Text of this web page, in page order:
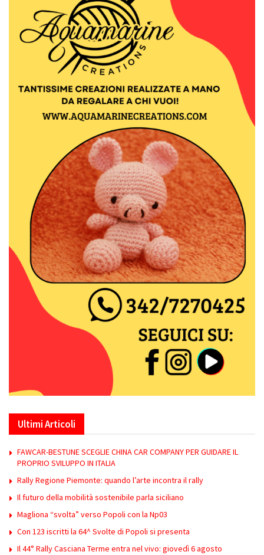
Ultimi Articoli
FAWCAR-BESTUNE SCEGLIE CHINA CAR COMPANY PER GUIDARE IL
PROPRIO SVILUPPO IN ITALIA
Rally Regione Piemonte: quando l’arte incontra il rally
Il futuro della mobilità sostenibile parla siciliano
Magliona “svolta” verso Popoli con la Np03
Con 123 iscritti la 64^ Svolte di Popoli si presenta
Il 44° Rally Casciana Terme entra nel vivo: giovedì 6 agosto